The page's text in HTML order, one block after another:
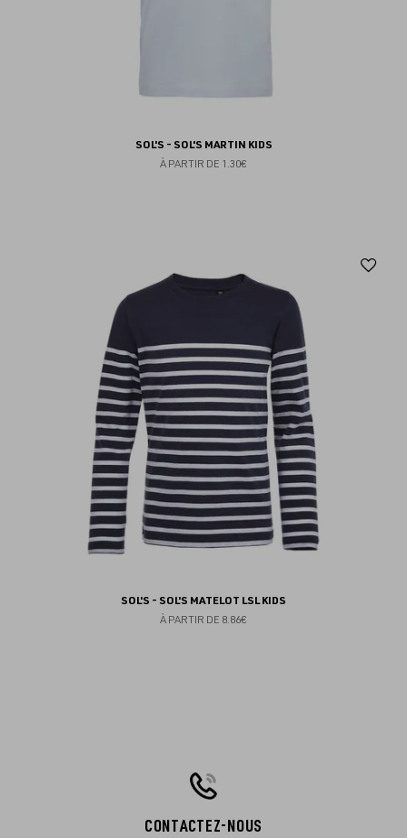
SOL'S - SOL'S MARTIN KIDS
À PARTIR DE 1.30€
SOL'S - SOL'S MATELOT LSL KIDS
À PARTIR DE 8.86€
CONTACTEZ-NOUS